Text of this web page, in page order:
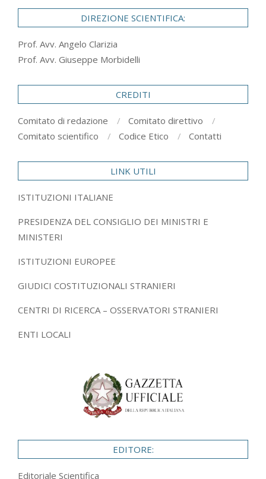
DIREZIONE SCIENTIFICA:
Prof. Avv. Angelo Clarizia
Prof. Avv. Giuseppe Morbidelli
CREDITI
Comitato di redazione
Comitato direttivo
Comitato scientifico
Codice Etico Contatti
LINK UTILI
ISTITUZIONI ITALIANE
PRESIDENZA DEL CONSIGLIO DEI MINISTRI E
MINISTERI
ISTITUZIONI EUROPEE
GIUDICI COSTITUZIONALI STRANIERI
CENTRI DI RICERCA – OSSERVATORI STRANIERI
ENTI LOCALI
EDITORE:
Editoriale Scientifica